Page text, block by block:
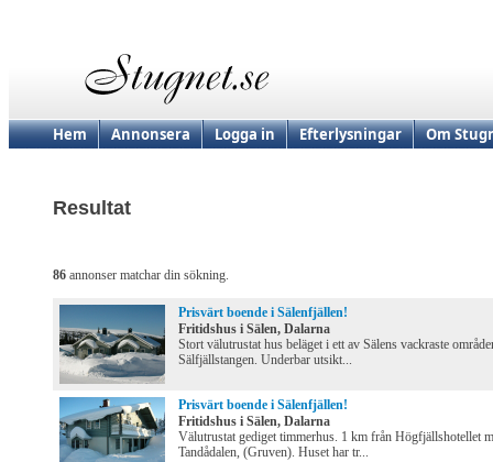
Hem Annonsera Logga in Efterlysningar Om
Resultat
86 annonser matchar din sökning.
Prisvärt boende i Sälenfjällen!
Fritidshus i Sälen, Dalarna
Stort välutrustat hus beläget i ett av Sälens vackraste
Sälfjällstangen. Underbar utsikt...
Prisvärt boende i Sälenfjällen!
Fritidshus i Sälen, Dalarna
Välutrustat gediget timmerhus. 1 km från Högfjällshotellet
Tandådalen, (Gruven). Huset har tr...